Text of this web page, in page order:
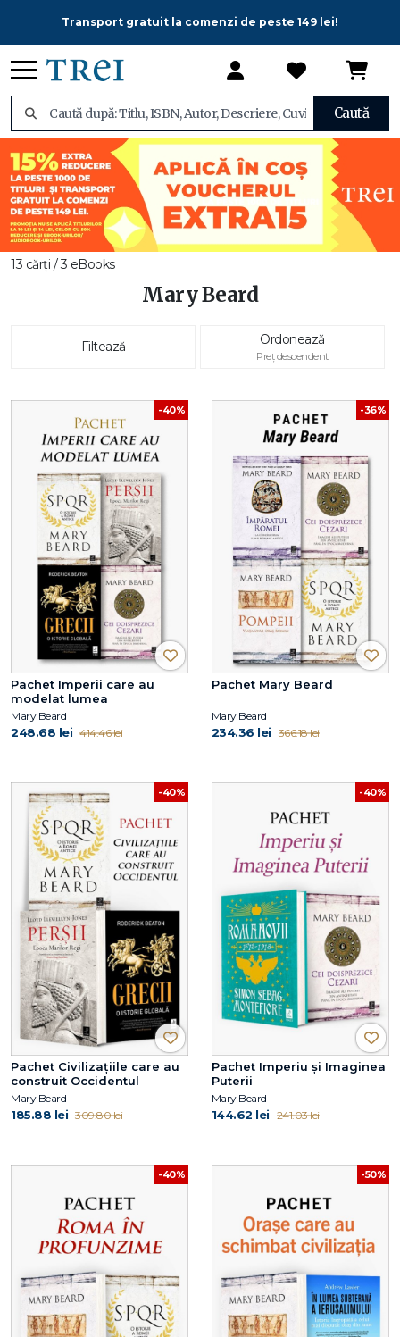
Transport gratuit la comenzi de peste 149 lei!
Caută
13 cărți / 3 eBooks
Mary Beard
Filtează Ordonează
Preț descendent
-40%
Pachet Imperii care au
modelat lumea
Mary Beard
248.68 lei 414.46 lei
-36%
Pachet Mary Beard
Mary Beard
234.36 lei 366.18 lei
-40%
Pachet Civilizațiile care au
construit Occidentul
Mary Beard
185.88 lei 309.80 lei
-40%
Pachet Imperiu și Imaginea
Puterii
Mary Beard
144.62 lei 241.03 lei
-40% -50%